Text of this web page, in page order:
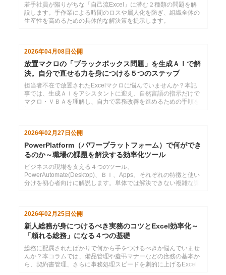
若手社員が陥りがちな「自己流Excel」に潜む２種類の問題を解
説します。手作業による時間のロスや属人化を防ぎ、組織全体の
生産性を高めるための具体的な解決策を提示します。
2026年04月08日 公開
放置マクロの「ブラックボックス問題」を生成ＡＩで解
決。自分で直せる力を身につける５つのステップ
担当者不在で放置されたExcelマクロに悩んでいませんか？本記
事では、生成ＡＩをアシスタントに迎え、自然言語の指示だけで
マクロ・ＶＢＡを理解し、自力で業務改善を進めるための手順を
2026年02月27日公開
PowerPlatform（パワープラットフォーム）で何ができ
るのか～職場の課題を解決する効率化ツール
ビジネスの現場を支える４つのツール、
PowerAutomate(Desktop)、ＢＩ、Apps。それぞれの特徴と使い
分けを初心者向けに解説します。単体では解決できない複雑な課
2026年02月25日 公開
新人総務が身につけるべき実務のコツとExcel効率化～
「頼れる総務」になる４つの基礎
総務に配属されたばかりで何から手をつけるべきか悩んでいませ
んか？本コラムでは、備品管理や慶弔マナーなどの庶務の基本か
ら、契約書管理、さらに事務処理スピードを劇的に上げるExcel